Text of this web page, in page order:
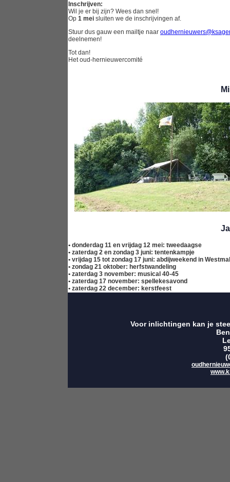
Inschrijven:
Wil je er bij zijn? Wees dan snel!
Op 1 mei sluiten we de inschrijvingen af.
Stuur dus gauw een mailtje naar
deelnemen!
Tot dan!
Het oud-hernieuwercomité
• donderdag 11 en vrijdag 12 mei: tweedaagse
• zaterdag 2 en zondag 3 juni: tentenkampje
• vrijdag 15 tot zondag 17 juni: abdijweekend in
• zondag 21 oktober: herfstwandeling
• zaterdag 3 november: musical 40-45
• zaterdag 17 november: spellekesavond
• zaterdag 22 december: kerstfeest
Voor inlichtingen kan je